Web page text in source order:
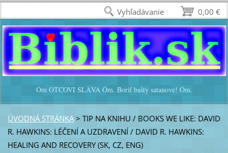
Óm OTCOVI SLÁVA Óm. Boriť bašty satanove! Óm.
ÚVODNÁ STRÁNKA > TIP NA KNIHU / BOOKS WE LIKE: DAVID
R. HAWKINS: LÉČENÍ A UZDRAVENÍ / DAVID R. HAWKINS:
HEALING AND RECOVERY (SK, CZ, ENG)
0,00 €
Vyhľadávanie